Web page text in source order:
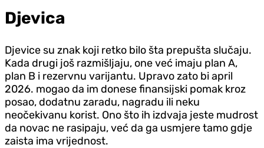
Djevica
Djevice su znak koji retko bilo šta prepušta slučaju.
Kada drugi još razmišljaju, one već imaju plan A,
plan B i rezervnu varijantu. Upravo zato bi april
2026. mogao da im donese finansijski pomak kroz
posao, dodatnu zaradu, nagradu ili neku
neočekivanu korist. Ono što ih izdvaja jeste mudrost
da novac ne rasipaju, već da ga usmjere tamo gdje
zaista ima vrijednost.